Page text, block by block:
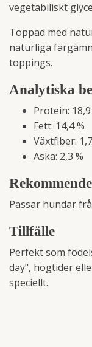
vegetabiliskt
Toppad med
naturliga
toppings.
Analytiska
Protein: 18,9
Fett: 14,4 %
Växtfiber:
Aska: 2,3 %
Passar hundar
Tillfälle
Perfekt som
day", högtider
speciellt.